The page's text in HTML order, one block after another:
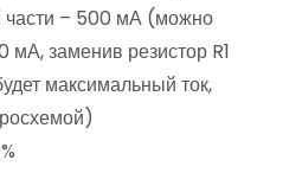
части – 500 мА (можно
мА, заменив резистор R1
максимальный ток,